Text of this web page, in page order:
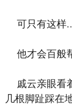
可只有这样
他才会百般
戚云亲眼看
几根脚趾踩在